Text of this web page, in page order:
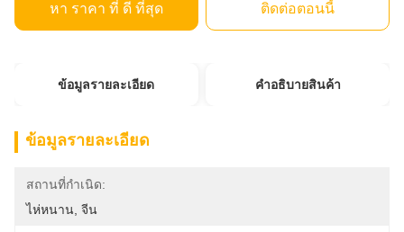
หา ราคา ที่ ดี ที่สุด ติดต่อตอนนี้
ข้อมูลรายละเอียด คําอธิบายสินค้า
ข้อมูลรายละเอียด
สถานที่กำเนิด:
ไห่หนาน, จีน